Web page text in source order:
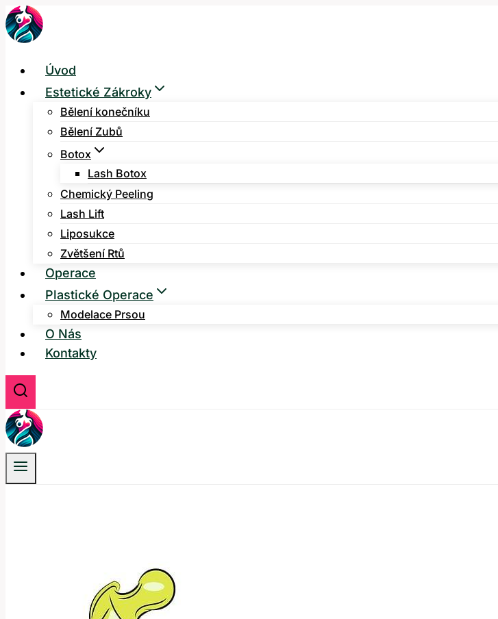
Přeskočit
na
Úvod
Estetické Zákroky
Bělení konečníku
Bělení Zubů
Botox
Lash Botox
Chemický Peeling
Lash Lift
Liposukce
Zvětšení Rtů
Operace
Plastické Operace
Modelace Prsou
O Nás
Kontakty